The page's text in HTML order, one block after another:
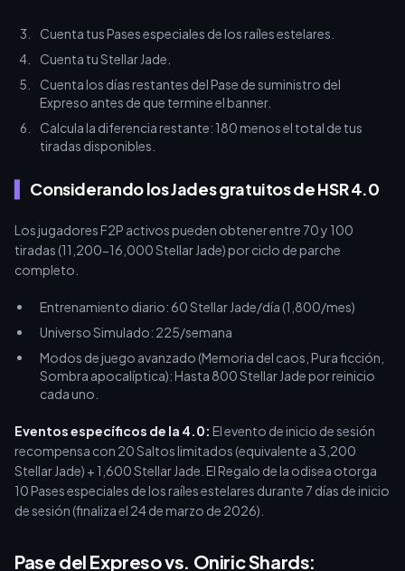
Cuenta tus Pases especiales de los raíles estelares.
Cuenta tu Stellar Jade.
Cuenta los días restantes del Pase de suministro del
Expreso antes de que termine el banner.
Calcula la diferencia restante: 180 menos el total de tus
tiradas disponibles.
Considerando los Jades gratuitos de HSR 4.0
Los jugadores F2P activos pueden obtener entre 70 y 100
tiradas (11,200-16,000 Stellar Jade) por ciclo de parche
completo.
Entrenamiento diario: 60 Stellar Jade/día (1,800/mes)
Universo Simulado: 225/semana
Modos de juego avanzado (Memoria del caos, Pura ficción,
Sombra apocalíptica): Hasta 800 Stellar Jade por reinicio
cada uno.
Eventos específicos de la 4.0: El evento de inicio de sesión
recompensa con 20 Saltos limitados (equivalente a 3,200
Stellar Jade) + 1,600 Stellar Jade. El Regalo de la odisea otorga
10 Pases especiales de los raíles estelares durante 7 días de inicio
de sesión (finaliza el 24 de marzo de 2026).
Pase del Expreso vs. Oniric Shards: